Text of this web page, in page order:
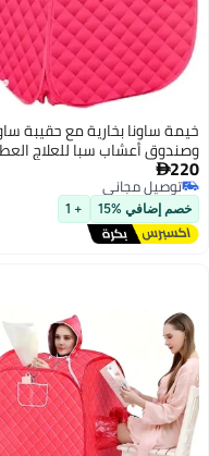
بخارية مع حقيبة ساونا
أعشاب سبا للعلاج العطري
مجاني
مجاني
%15
+ 1